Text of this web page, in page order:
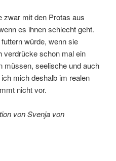
zwar mit den Protas aus
es ihnen schlecht geht.
würde, wenn sie
verdrücke schon mal ein
müssen, seelische und auch
mich deshalb im realen
nicht vor.
von Svenja von